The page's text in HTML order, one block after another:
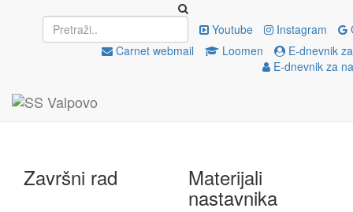
Youtube Instagram
Carnet webmail
Loomen
E-dnevnik
E-dnevnik za
Upisi EU projekti
e-Škole
Završni rad Materijali
nastavnika